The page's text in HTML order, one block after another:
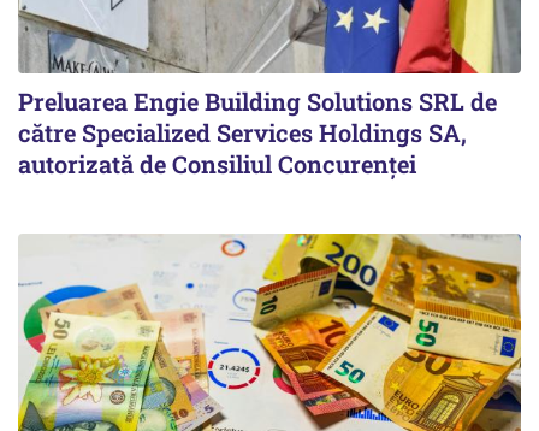
Preluarea Engie Building Solutions SRL de
către Specialized Services Holdings SA,
autorizată de Consiliul Concurenţei